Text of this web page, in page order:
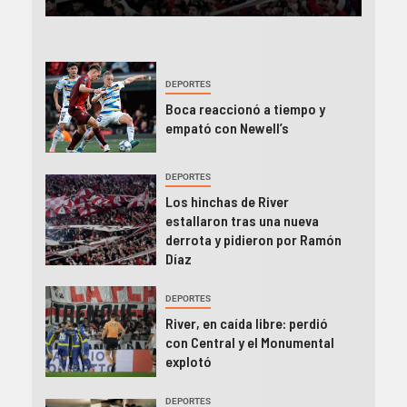
DEPORTES
Boca reaccionó a tiempo y
empató con Newell’s
DEPORTES
Los hinchas de River
estallaron tras una nueva
derrota y pidieron por Ramón
Díaz
DEPORTES
River, en caída libre: perdió
con Central y el Monumental
explotó
DEPORTES